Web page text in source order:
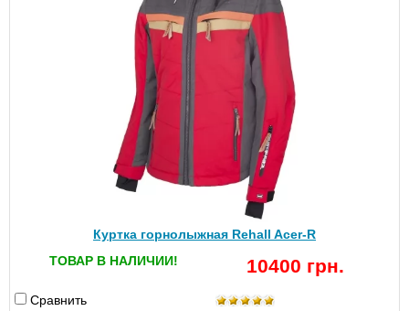
Куртка горнолыжная Rehall Acer-R
ТОВАР В НАЛИЧИИ!
10400 грн.
Сравнить